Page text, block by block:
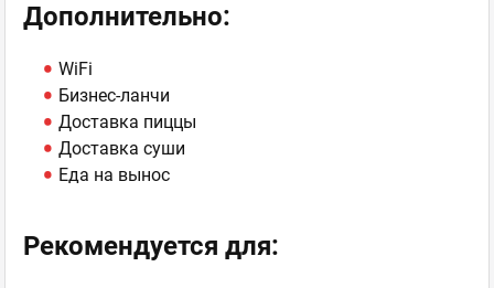
Дополнительно:
WiFi
Бизнес-ланчи
Доставка пиццы
Доставка суши
Еда на вынос
Рекомендуется для: